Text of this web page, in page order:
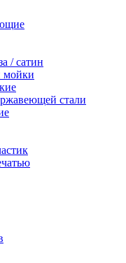
/ сатин
мойки
стали